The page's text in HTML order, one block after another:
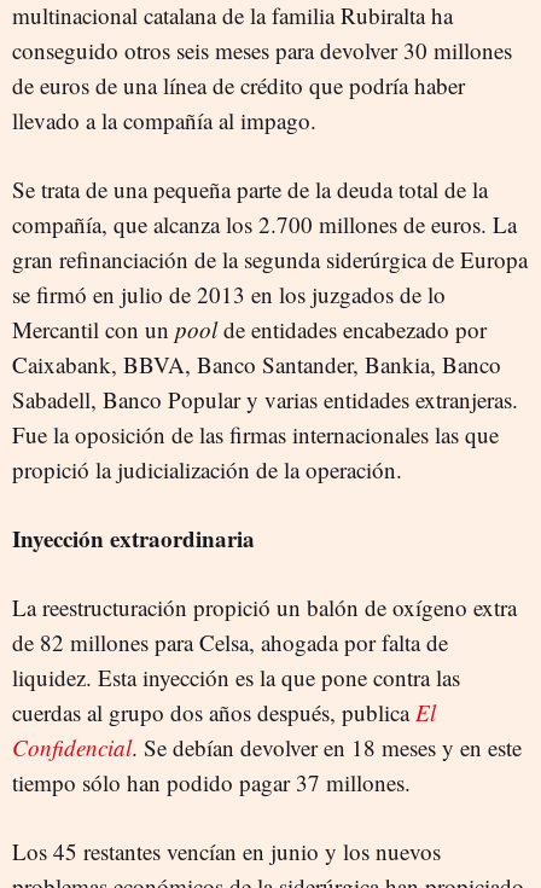
multinacional catalana de la familia Rubiralta ha
conseguido otros seis meses para devolver 30 millones
de euros de una línea de crédito que podría haber
llevado a la compañía al impago.
Se trata de una pequeña parte de la deuda total de la
compañía, que alcanza los 2.700 millones de euros. La
gran refinanciación de la segunda siderúrgica de Europa
se firmó en julio de 2013 en los juzgados de lo
Mercantil con un poolde entidades encabezado por
Caixabank, BBVA, Banco Santander, Bankia, Banco
Sabadell, Banco Popular y varias entidades extranjeras.
Fue la oposición de las firmas internacionales las que
propició la judicialización de la operación.
Inyección extraordinaria
La reestructuración propició un balón de oxígeno extra
de 82 millones para Celsa, ahogada por falta de
liquidez. Esta inyección es la que pone contra las
cuerdas al grupo dos años después, publicaEl
Confidencial. Se debían devolver en 18 meses y en este
tiempo sólo han podido pagar 37 millones.
Los 45 restantes vencían en junio y los nuevos